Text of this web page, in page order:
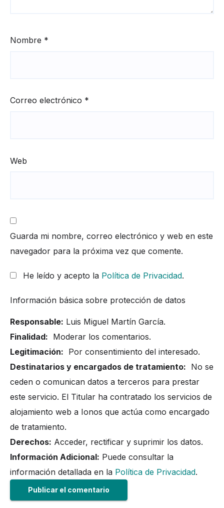
Nombre *
Correo electrónico *
Web
Guarda mi nombre, correo electrónico y web en este
navegador para la próxima vez que comente.
He leído y acepto la Política de Privacidad.
Información básica sobre protección de datos
Responsable: Luis Miguel Martín García.
Finalidad: Moderar los comentarios.
Legitimación: Por consentimiento del interesado.
Destinatarios y encargados de tratamiento: No se
ceden o comunican datos a terceros para prestar
este servicio. El Titular ha contratado los servicios de
alojamiento web a Ionos que actúa como encargado
de tratamiento.
Derechos: Acceder, rectificar y suprimir los datos.
Información Adicional: Puede consultar la
información detallada en la Política de Privacidad.